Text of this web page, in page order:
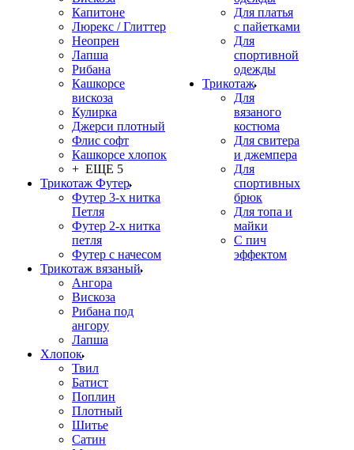
Капитоне
Люрекс / Глиттер
Неопрен
Лапша
Рибана
Кашкорсе
вискоза
Кулирка
Джерси плотный
Флис софт
Кашкорсе хлопок
+ ЕЩЕ 5
Трикотаж Футер
Футер 3-х нитка
Петля
Футер 2-х нитка
петля
Футер с начесом
Трикотаж вязаный
Ангора
Вискоза
Рибана под
ангору
Лапша
Хлопок
Твил
Батист
Поплин
Плотный
Шитье
Сатин
Для платья
с пайетками
Для
спортивной
одежды
Трикотаж
Для
вязаного
костюма
Для свитера
и джемпера
Для
спортивных
брюк
Для топа и
майки
С пич
эффектом